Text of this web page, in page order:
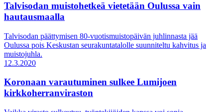
Talvisodan muistohetkeä vietetään Oulussa vain
hautausmaalla
Talvisodan päättymisen 80-vuotismuistopäivän juhlinnasta jää
Oulussa pois Keskustan seurakuntatalolle suunniteltu kahvitus ja
muistojuhla.
12.3.2020
Koronaan varautuminen sulkee Lumijoen
kirkkoherranviraston